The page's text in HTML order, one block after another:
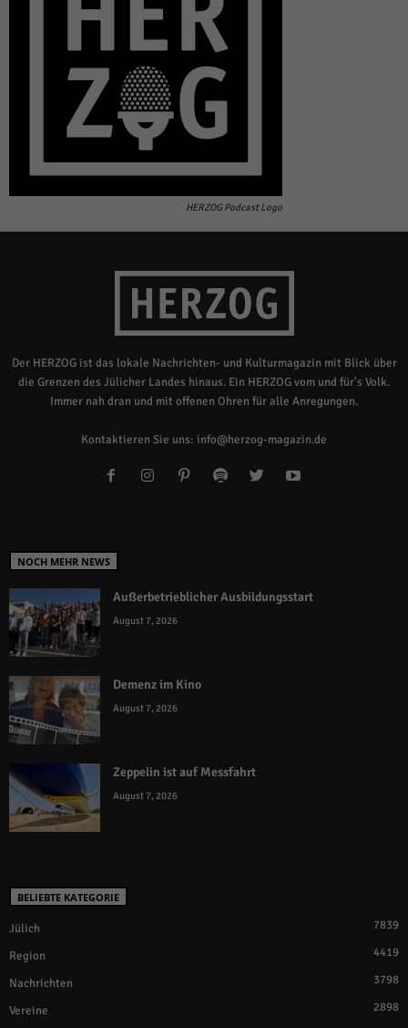
HERZOG Podcast Logo
Der HERZOG ist das lokale Nachrichten- und Kulturmagazin mit Blick über
die Grenzen des Jülicher Landes hinaus. Ein HERZOG vom und für's Volk.
Immer nah dran und mit offenen Ohren für alle Anregungen.
Kontaktieren Sie uns: info@herzog-magazin.de
NOCH MEHR NEWS
Außerbetrieblicher Ausbildungsstart
August 7, 2026
Demenz im Kino
August 7, 2026
Zeppelin ist auf Messfahrt
August 7, 2026
BELIEBTE KATEGORIE
Jülich 7839
Region 4419
Nachrichten 3798
Vereine
2898